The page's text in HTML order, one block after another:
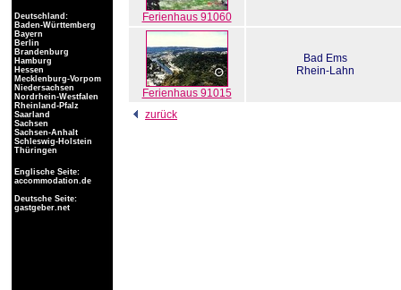
Ferienhaus 91060
Ferienhaus 91015
Bad Ems
Rhein-Lahn
zurück
Deutschland:
Baden-Württemberg
Bayern
Berlin
Brandenburg
Hamburg
Hessen
Mecklenburg-Vorpom
Niedersachsen
Nordrhein-Westfalen
Rheinland-Pfalz
Saarland
Sachsen
Sachsen-Anhalt
Schleswig-Holstein
Thüringen
Englische Seite:
accommodation.de
Deutsche Seite:
gastgeber.net